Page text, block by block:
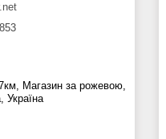
Магазин за рожевою,
Україна